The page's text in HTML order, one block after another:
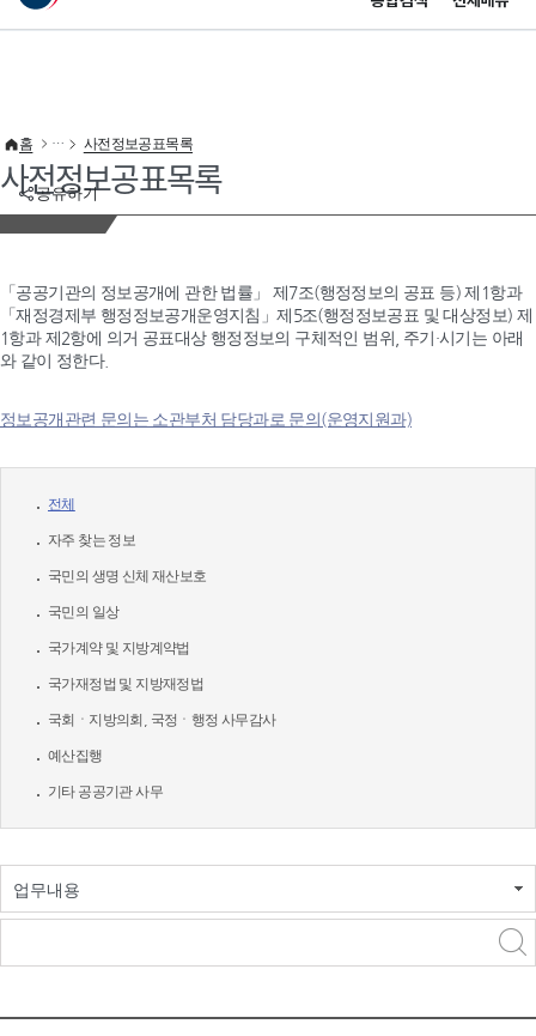
이 누리집은 대한민국 공식 전자정부 누리집입니다.
공유하기
홈 사전정보공표목록
사전정보공표목록
「공공기관의 정보공개에 관한 법률」 제7조(행정정보의 공표 등) 제1항과
「재정경제부 행정정보공개운영지침」제5조(행정정보공표 및 대상정보) 제
1항과 제2항에 의거 공표대상 행정정보의 구체적인 범위, 주기·시기는 아래
와 같이 정한다.
정보공개관련 문의는 소관부처 담당과로 문의(운영지원과)
전체
자주 찾는 정보
국민의 생명 신체 재산보호
국민의 일상
국가계약 및 지방계약법
국가재정법 및 지방재정법
국회ㆍ지방의회, 국정ㆍ행정 사무감사
예산집행
기타 공공기관 사무
업무내용